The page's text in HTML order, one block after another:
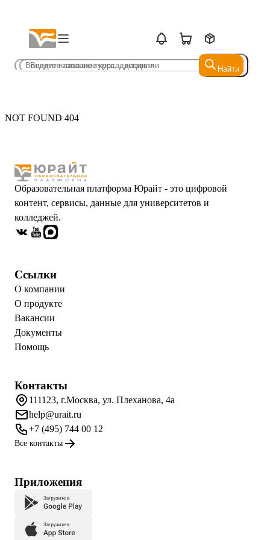
Найти
Найти
NOT FOUND 404
Образовательная платформа Юрайт - это цифровой
контент, сервисы, данные для университетов и
колледжей.
Ссылки
О компании
О продукте
Вакансии
Документы
Помощь
Контакты
111123, г.Москва, ул. Плеханова, 4а
help@urait.ru
+7 (495) 744 00 12
Все контакты
Приложения